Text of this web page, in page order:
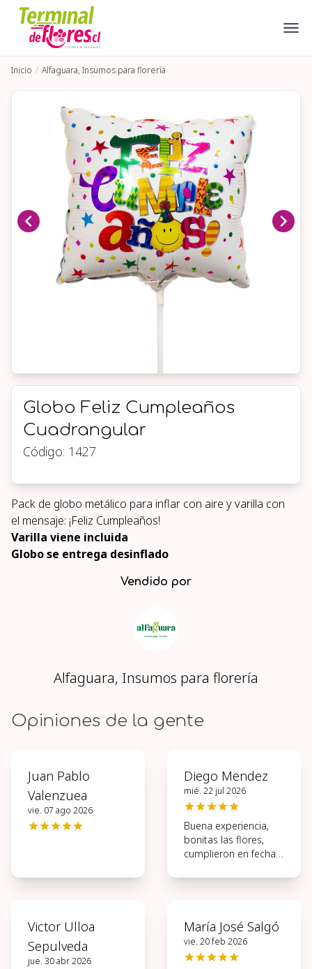
Inicio Alfaguara, Insumos para florería
Globo Feliz Cumpleaños
Cuadrangular
Código: 1427
Pack de globo metálico para inflar con aire y varilla con
el mensaje: ¡Feliz Cumpleaños!
Varilla viene incluida
Globo se entrega desinflado
Vendido por
Alfaguara, Insumos para florería
Opiniones de la gente
Juan Pablo
Valenzuea
vie. 07 ago 2026
Diego Mendez
mié. 22 jul 2026
Buena experiencia,
bonitas las flores,
cumplieron en fecha y
Victor Ulloa
Sepulveda
jue. 30 abr 2026
María José Salgó
vie. 20 feb 2026